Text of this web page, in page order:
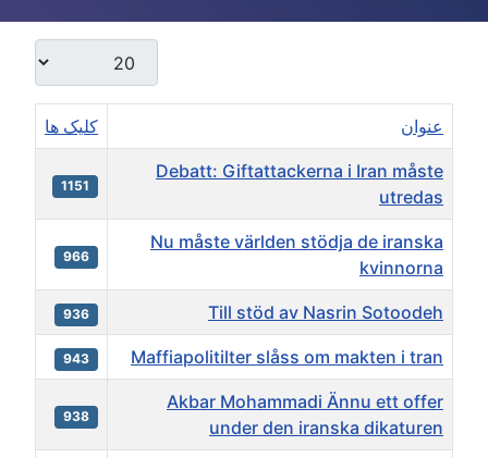
نمایش #
عنوان کلیک ها
Debatt: Giftattackerna i Iran måste
utredas
1151
Nu måste världen stödja de iranska
kvinnorna
966
Till stöd av Nasrin Sotoodeh
936
Maffiapolitilter slåss om makten i tran
943
Akbar Mohammadi Ännu ett offer
under den iranska dikaturen
938